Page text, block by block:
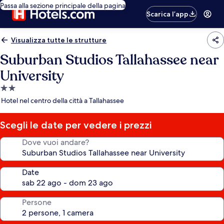
Passa alla sezione principale della pagina
Scarica l’app
Visualizza tutte le strutture
Suburban Studios Tallahassee near
University
Struttura
a
stelle
Hotel nel centro della città a Tallahassee
Scegli le date per vedere i prezzi
Dove vuoi andare?
Date
Persone